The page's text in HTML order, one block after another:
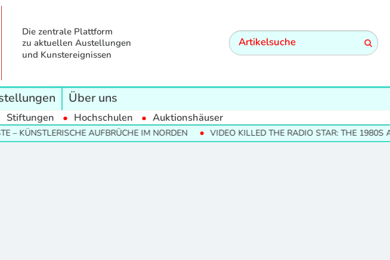
Die zentrale Plattform
zu aktuellen Austellungen
und Kunstereignissen
Über uns
Stiftungen Hochschulen Auktionshäuser
– KÜNSTLERISCHE AUFBRÜCHE IM NORDEN VIDEO KILLED THE RADIO STAR: THE 1980S